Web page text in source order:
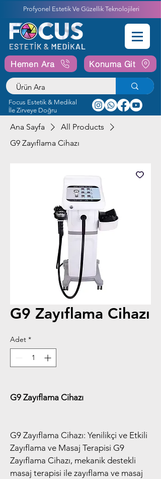
Hemen Ara Konuma Git
Focus Estetik & Medikal
İle Zirveye Doğru
Profyonel Estetik Ve Güzellik Teknolojileri
Ana Sayfa
All Products
G9 Zayıflama Cihazı
G9 Zayıflama Cihazı
Adet *
G9 Zayıflama Cihazı
G9 Zayıflama Cihazı: Yenilikçi ve Etkili
Zayıflama ve Masaj Terapisi G9
Zayıflama Cihazı, mekanik destekli
masaj terapisi ile zayıflama ve masaj